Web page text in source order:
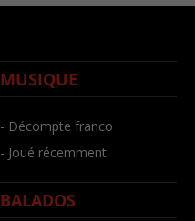
MUSIQUE
- Décompte franco
- Joué récemment
BALADOS